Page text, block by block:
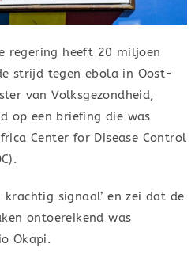
regering heeft 20 miljoen
strijd tegen ebola in Oost-
van Volksgezondheid,
op een briefing die was
Center for Disease Control
krachtig signaal’ en zei dat de
ontoereikend was
Okapi.